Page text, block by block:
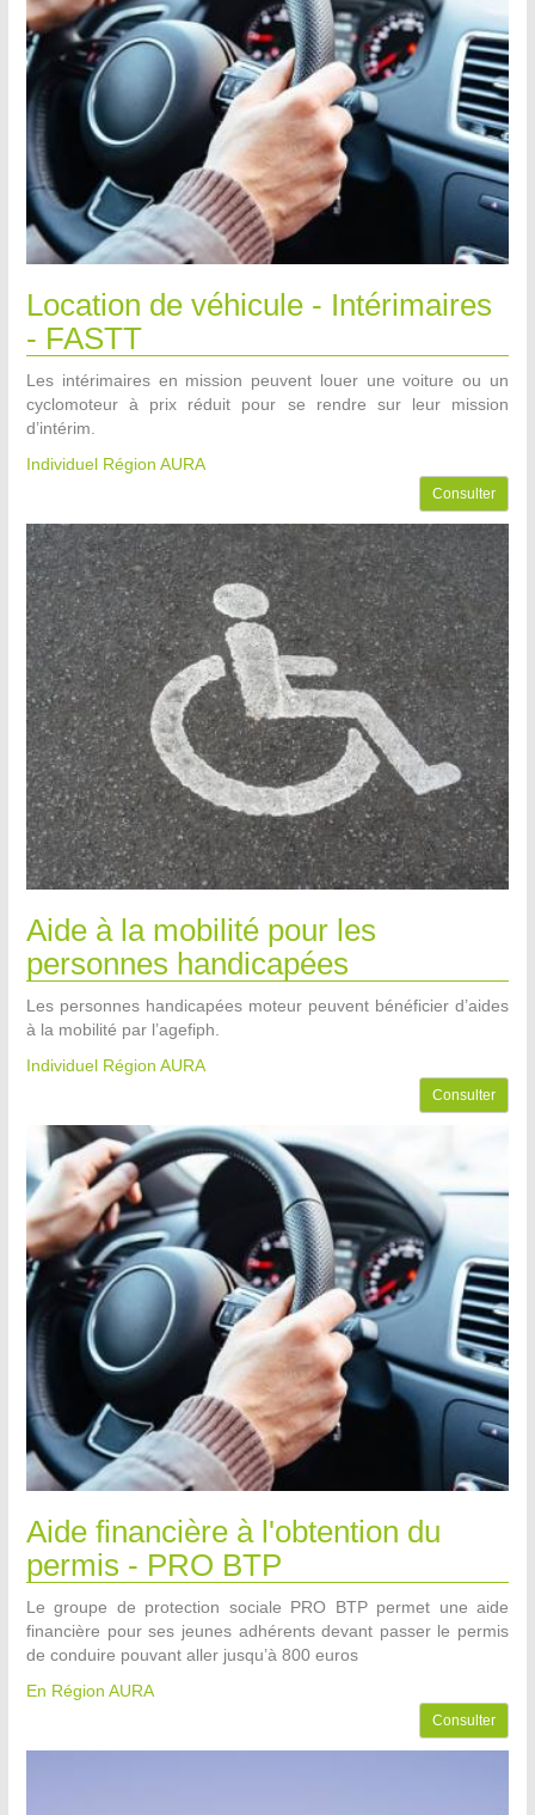
Location de véhicule - Intérimaires
- FASTT
Les intérimaires en mission peuvent louer une voiture ou un
cyclomoteur à prix réduit pour se rendre sur leur mission
d’intérim.
Individuel Région AURA
Consulter
Aide à la mobilité pour les
personnes handicapées
Les personnes handicapées moteur peuvent bénéficier d’aides
à la mobilité par l’agefiph.
Individuel Région AURA
Consulter
Aide financière à l'obtention du
permis - PRO BTP
Le groupe de protection sociale PRO BTP permet une aide
financière pour ses jeunes adhérents devant passer le permis
de conduire pouvant aller jusqu’à 800 euros
En Région AURA
Consulter